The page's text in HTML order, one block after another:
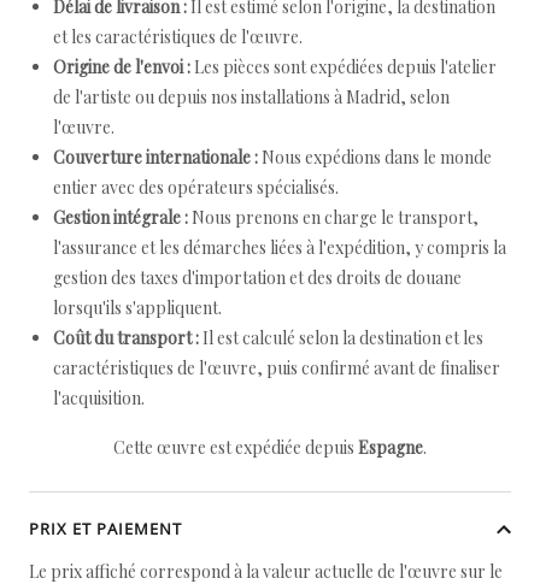
Délai de livraison : Il est estimé selon l'origine, la destination
et les caractéristiques de l'œuvre.
Origine de l'envoi : Les pièces sont expédiées depuis l'atelier
de l'artiste ou depuis nos installations à Madrid, selon
l'œuvre.
Couverture internationale : Nous expédions dans le monde
entier avec des opérateurs spécialisés.
Gestion intégrale : Nous prenons en charge le transport,
l'assurance et les démarches liées à l'expédition, y compris la
gestion des taxes d'importation et des droits de douane
lorsqu'ils s'appliquent.
Coût du transport : Il est calculé selon la destination et les
caractéristiques de l'œuvre, puis confirmé avant de finaliser
l'acquisition.
Cette œuvre est expédiée depuis Espagne.
PRIX ET PAIEMENT
Le prix affiché correspond à la valeur actuelle de l'œuvre sur le